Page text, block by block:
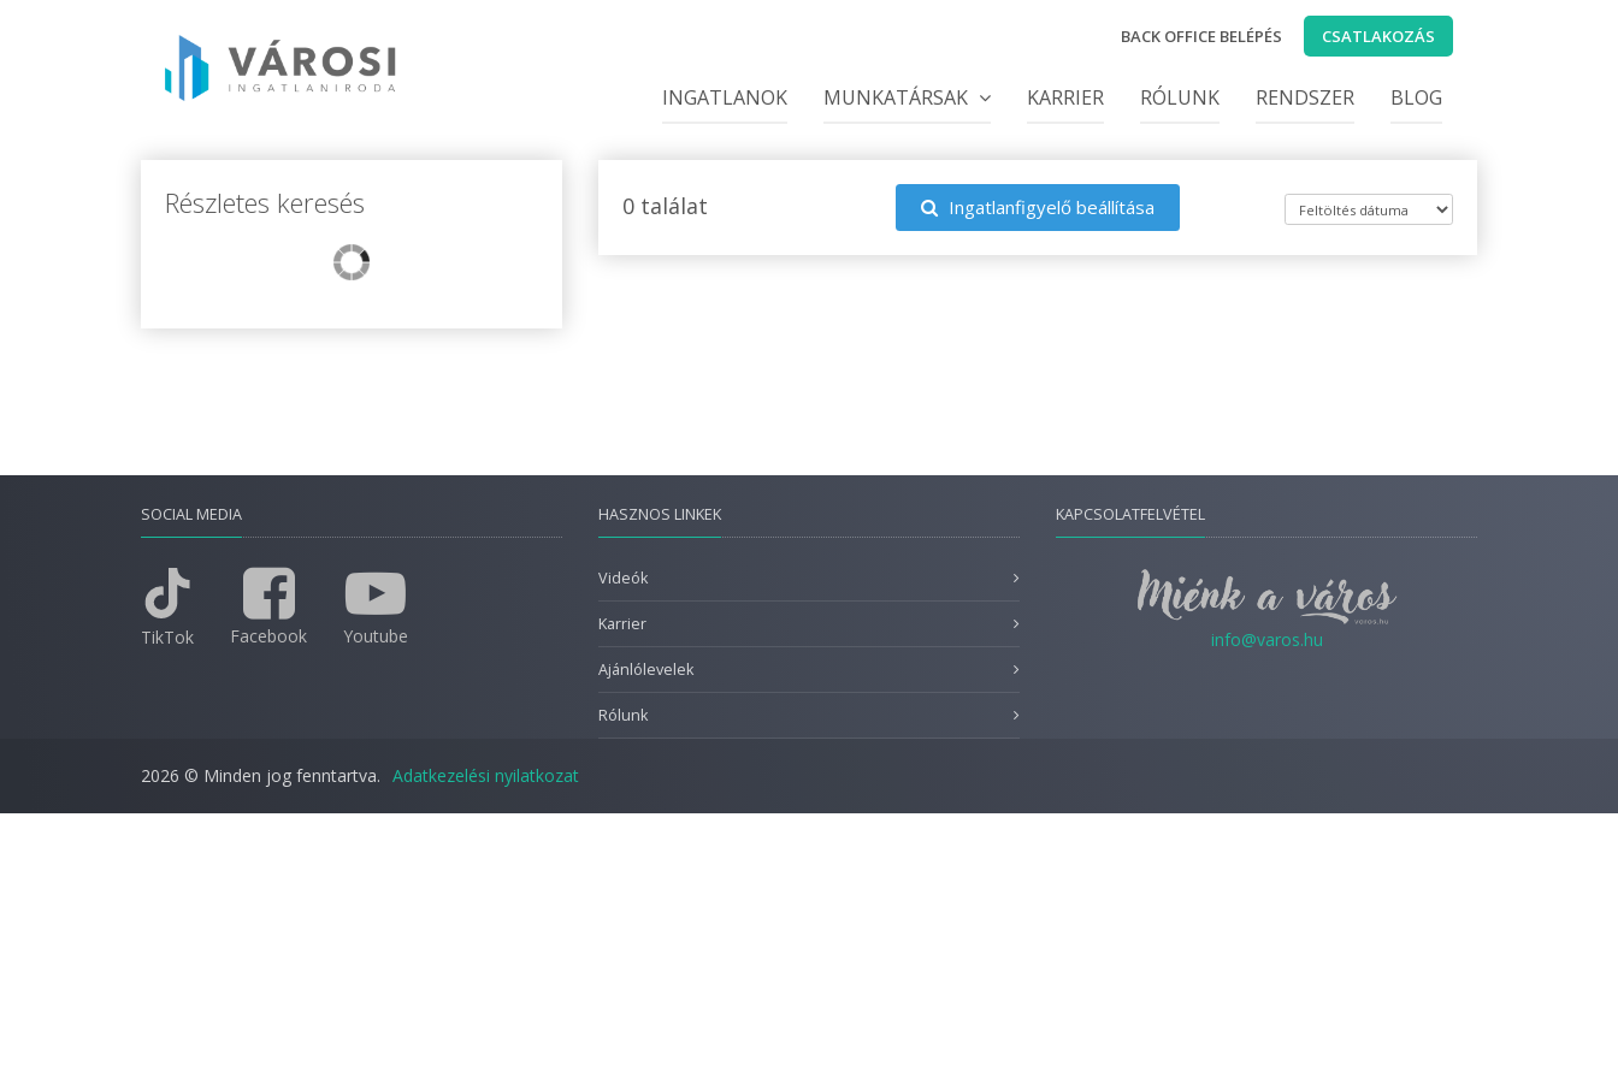
BACK OFFICE BELÉPÉS CSATLAKOZÁS
INGATLANOK MUNKATÁRSAK KARRIER RÓLUNK RENDSZER BLOG
Részletes keresés 0 találat Ingatlanfigyelő beállítása
SOCIAL MEDIA
TikTok Facebook Youtube
HASZNOS LINKEK
Videók
Karrier
Ajánlólevelek
Rólunk
KAPCSOLATFELVÉTEL
info@varos.hu
2026 © Minden jog fenntartva. Adatkezelési nyilatkozat